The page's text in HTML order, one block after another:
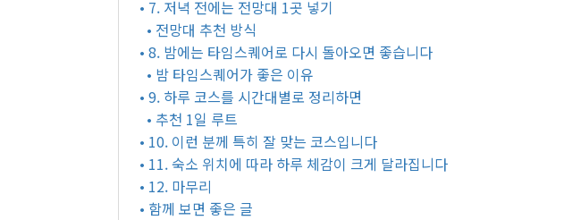
• 7. 저녁 전에는 전망대 1곳 넣기
• 전망대 추천 방식
• 8. 밤에는 타임스퀘어로 다시 돌아오면 좋습니다
• 밤 타임스퀘어가 좋은 이유
• 9. 하루 코스를 시간대별로 정리하면
• 추천 1일 루트
• 10. 이런 분께 특히 잘 맞는 코스입니다
• 11. 숙소 위치에 따라 하루 체감이 크게 달라집니다
• 12. 마무리
• 함께 보면 좋은 글